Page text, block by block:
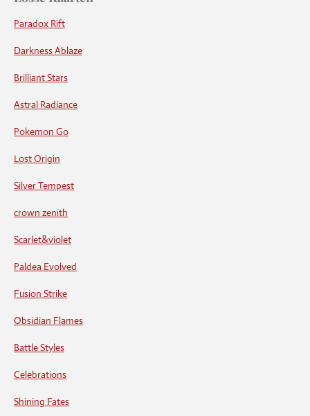
Paradox Rift
Darkness Ablaze
Brilliant Stars
Astral Radiance
Pokemon Go
Lost Origin
Silver Tempest
crown zenith
Scarlet&violet
Paldea Evolved
Fusion Strike
Obsidian Flames
Battle Styles
Celebrations
Shining Fates